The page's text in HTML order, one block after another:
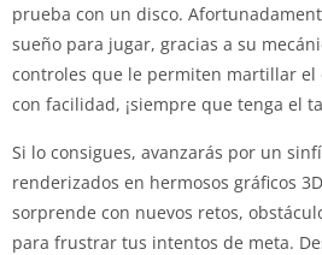
prueba con un disco.
sueño para jugar, gracias a su
controles que le permiten martillar el
con facilidad, ¡siempre que tenga el
Si lo consigues, avanzarás por un
renderizados en hermosos gráficos
sorprende con nuevos retos,
para frustrar tus intentos de meta.